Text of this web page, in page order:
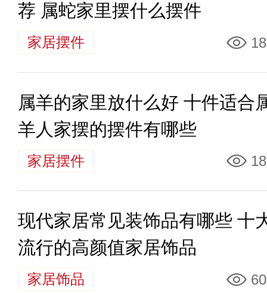
荐 属蛇家里摆什么摆件
家居摆件
属羊的家里放什么好 十件适合
羊人家摆的摆件有哪些
家居摆件
现代家居常见装饰品有哪些 十
流行的高颜值家居饰品
家居饰品